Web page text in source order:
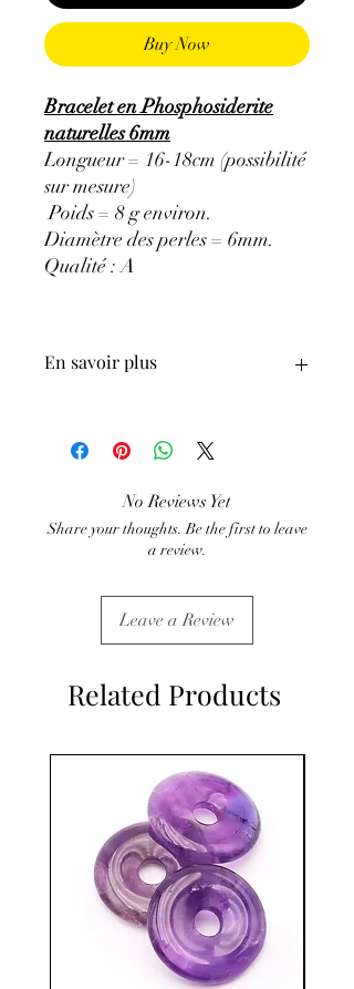
Buy Now
Bracelet en Phosphosiderite
naturelles 6mm
Longueur = 16-18cm (possibilité
sur mesure)
Poids = 8 g environ.
Diamètre des perles = 6mm.
Qualité : A
En savoir plus
Minéraux en Lithothérapie n'exclut en
aucun cas la poursuite d'un traitement
C'est un complémentNo Reviews Yet
Share your thoughts. Be the first to leave
a review.
Leave a Review
Related Products